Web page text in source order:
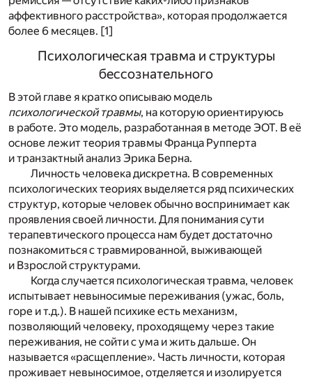
аффективного расстройства», которая продолжается
более 6 месяцев. [1]
Психологическая травма и структуры
бессознательного
В этой главе я кратко описываю модель
психологической травмы, на которую ориентируюсь
в работе. Это модель, разработанная в методе ЭОТ. В её
основе лежит теория травмы Франца Рупперта
и транзактный анализ Эрика Берна.
Личность человека дискретна. В современных
психологических теориях выделяется ряд психических
структур, которые человек обычно воспринимает как
проявления своей личности. Для понимания сути
терапевтического процесса нам будет достаточно
познакомиться с травмированной, выживающей
и Взрослой структурами.
Когда случается психологическая травма, человек
испытывает невыносимые переживания (ужас, боль,
горе и т.д.). В нашей психике есть механизм,
позволяющий человеку, проходящему через такие
переживания, не сойти с ума и жить дальше. Он
называется «расщепление». Часть личности, которая
проживает невыносимое, отделяется и изолируется